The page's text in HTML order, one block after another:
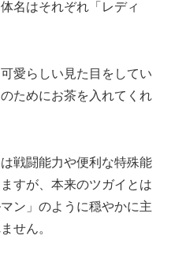
名はそれぞれ「レディ
愛らしい見た目をしてい
ためにお茶を入れてくれ
戦闘能力や便利な特殊能
すが、本来のツガイとは
ン」のように穏やかに主
せん。